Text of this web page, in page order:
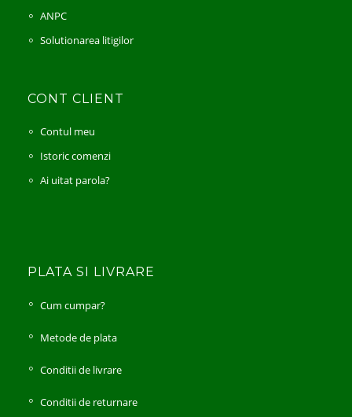
ANPC
Solutionarea litigilor
CONT CLIENT
Contul meu
Istoric comenzi
Ai uitat parola?
PLATA SI LIVRARE
Cum cumpar?
Metode de plata
Conditii de livrare
Conditii de returnare